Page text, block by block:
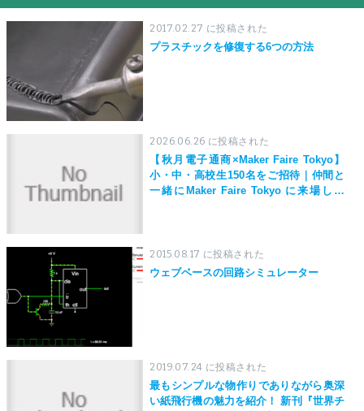
2017.02.27 に投稿された
プラスチックを修復する6つの方法
2026.06.26 に投稿された
【秋月電子通商×Maker Faire Tokyo】
小・中・高校生150名をご招待｜仲間と
一緒にMaker Faire Tokyo に来場しよ
2015.08.17 に投稿された
ウェブベースの回路シミュレーター
2019.07.24 に投稿された
最もシンプルな物作りでありながら奥深
い紙飛行機の魅力を紹介！ 新刊『世界チ